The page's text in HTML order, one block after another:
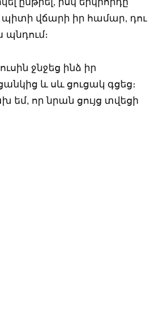
վճարի իր համար, դու
պնդում։
ջնջեց ինձ իր
և սև ցուցակ գցեց։
եմ, որ նրան ցույց տվեցի